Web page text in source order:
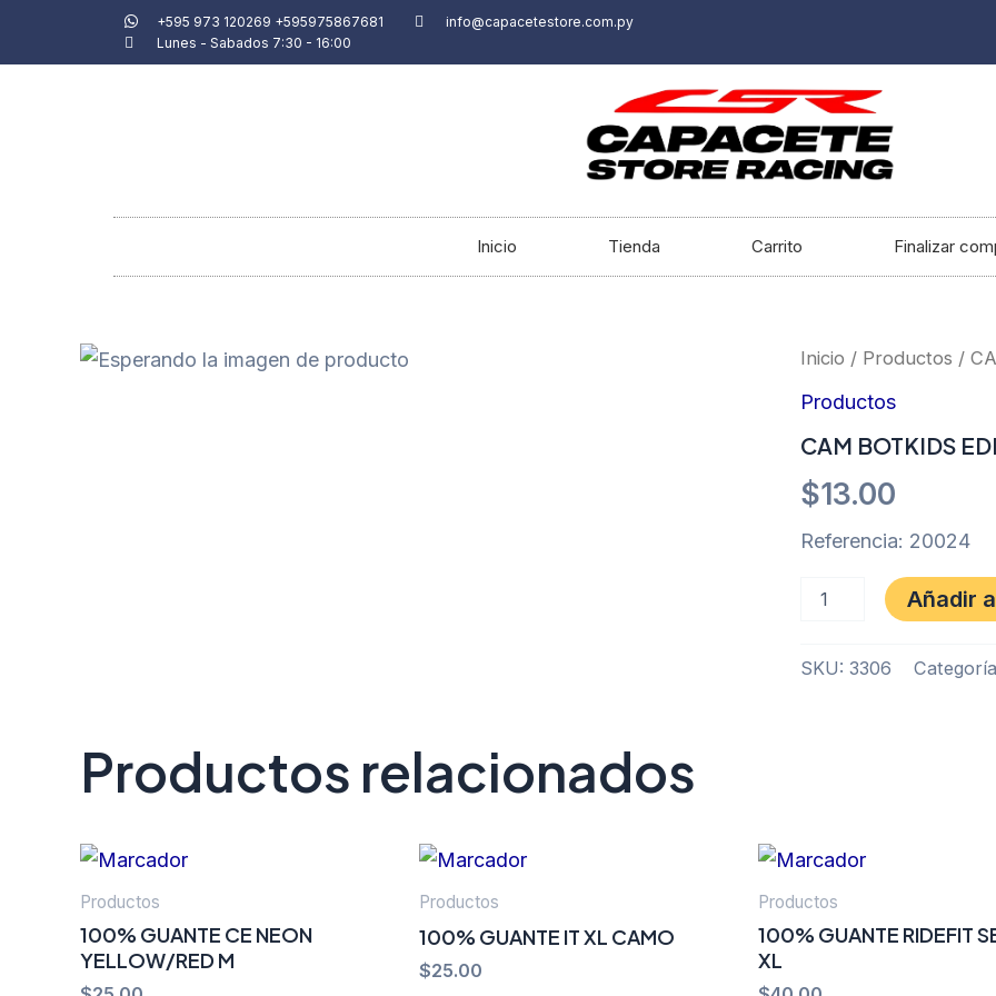
+595 973 120269 +595975867681
info@capacetestore.com.py
Lunes - Sabados 7:30 - 16:00
Inicio Tienda Carrito Finalizar
Inicio / Productos /
Productos
CAM BOTKIDS
$13.00
Referencia: 20024
CAM
EDDY
CHERRIES
Añadir
SKU: 3306
Productos relacionados
Productos
100% GUANTE CE NEON
YELLOW/RED M
Productos
100% GUANTE IT XL CAMO
$25.00
Productos
100% GUANTE RIDEFIT
XL